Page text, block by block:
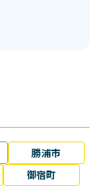
勝浦市
御宿町